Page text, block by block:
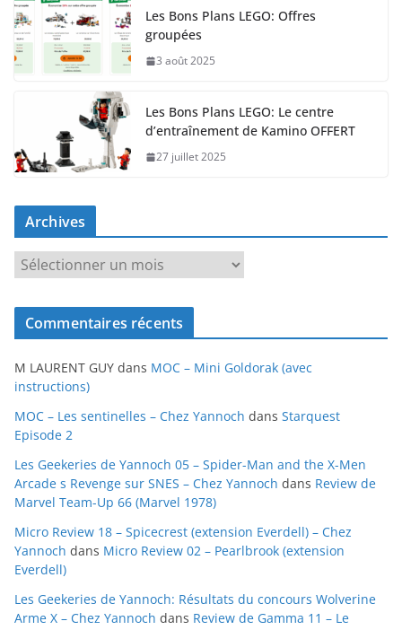
Les Bons Plans LEGO: Offres
groupées
3 août 2025
Les Bons Plans LEGO: Le centre
d’entraînement de Kamino OFFERT
27 juillet 2025
Archives
c
v
e
s
Commentaires récents
M LAURENT GUY dans MOC – Mini Goldorak (avec
instructions)
MOC – Les sentinelles – Chez Yannoch dans Starquest
Episode 2
Les Geekeries de Yannoch 05 – Spider-Man and the X-Men
Arcade s Revenge sur SNES – Chez Yannoch dans Review de
Marvel Team-Up 66 (Marvel 1978)
Micro Review 18 – Spicecrest (extension Everdell) – Chez
Yannoch dans Micro Review 02 – Pearlbrook (extension
Everdell)
Les Geekeries de Yannoch: Résultats du concours Wolverine
Arme X – Chez Yannoch dans Review de Gamma 11 – Le